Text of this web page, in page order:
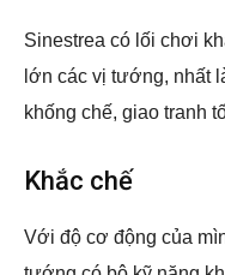
Sinestrea có lối chơi
lớn các vị tướng, nhất
khống chế, giao tranh
Khắc chế
Với độ cơ động của